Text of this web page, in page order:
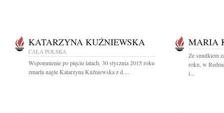
KATARZYNA KUŹNIEWSKA
CAŁA POLSKA
Wspomnienie po pięciu latach, 30 stycznia 2015 roku
zmarła nagle Katarzyna Kuźniewska z d....
MARIA
Ze smutkiem
roku, w
i...